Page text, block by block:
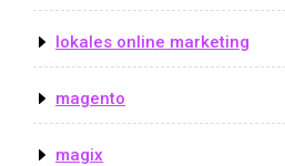
lokales online marketing
magento
magix